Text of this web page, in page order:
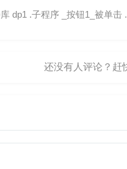
dp1 .子程序 _按钮1_被单